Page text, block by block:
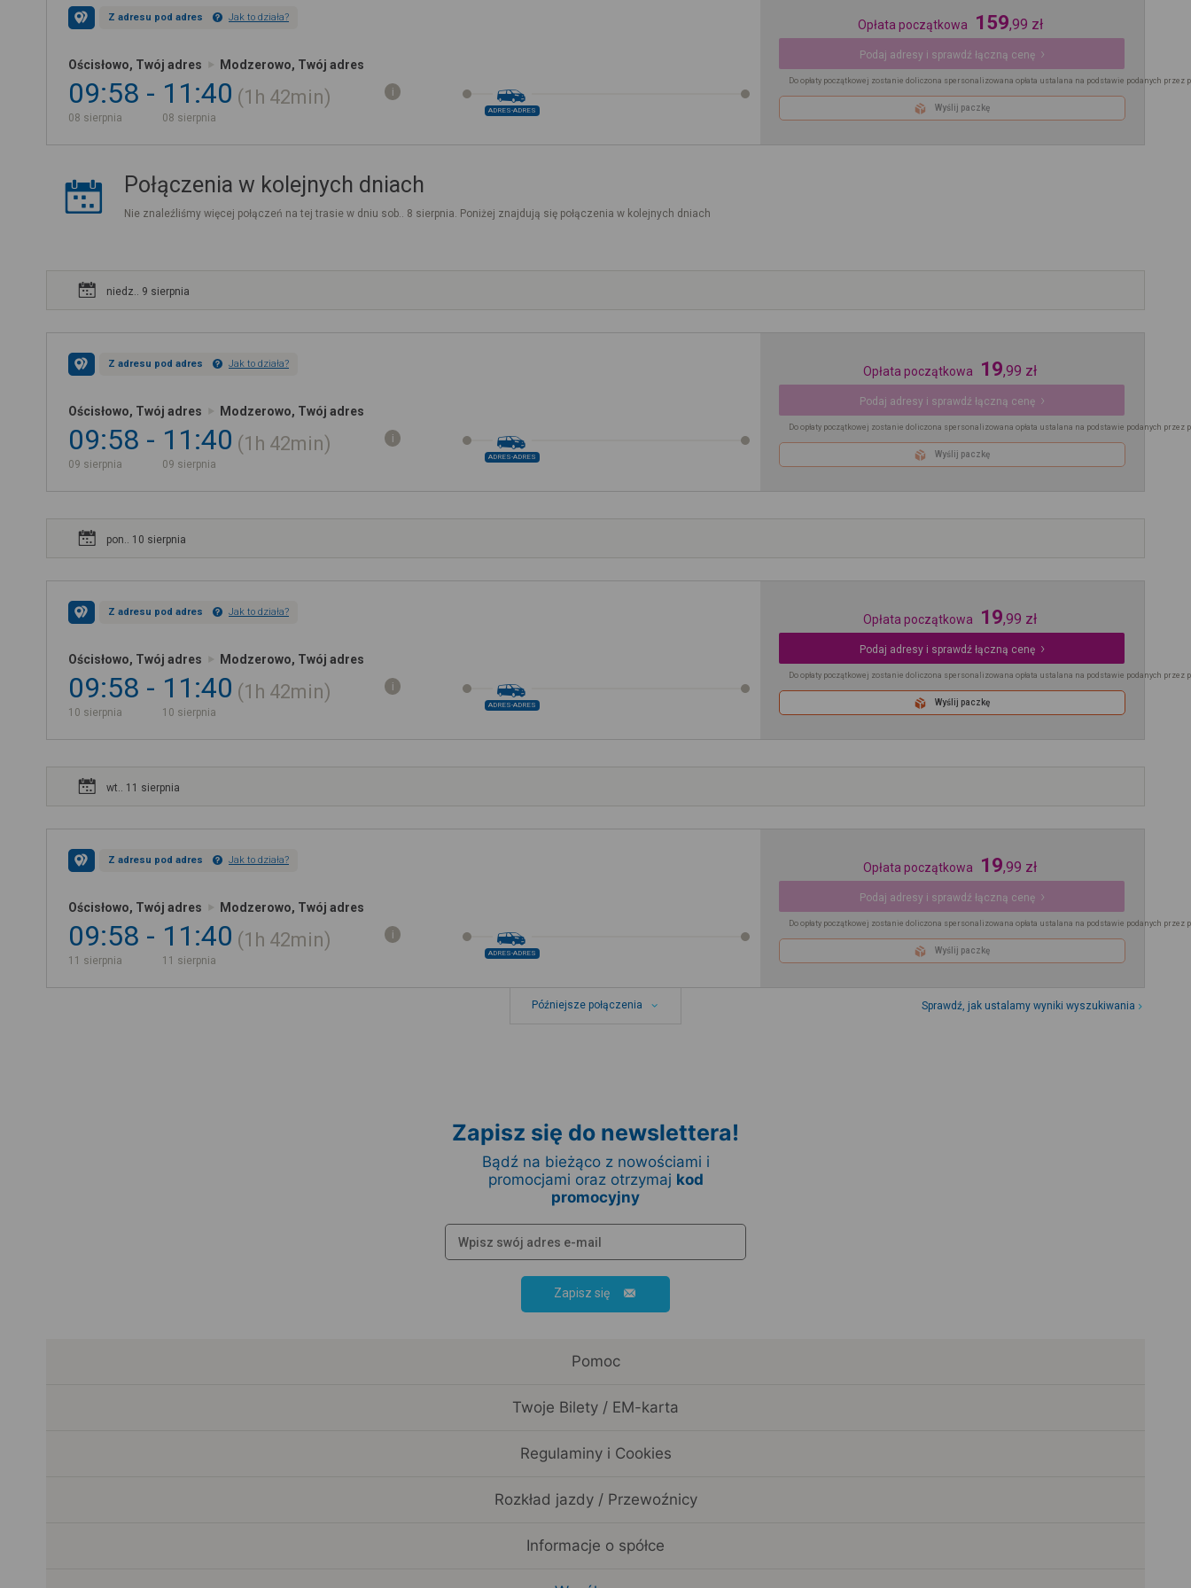
Z adresu pod adres Jak to działa?
Ościsłowo, Twój adres Modzerowo, Twój adres
09:58
08 sierpnia
11:40
08 sierpnia
1h 42min
ADRES-ADRES
Opłata początkowa 159,99 zł
Podaj adresy i sprawdź łączną cenę
Do opłaty początkowej zostanie doliczona spersonalizowana opłata ustalana na podstawie podanych przez
Wyślij paczkę
Połączenia w kolejnych dniach
Nie znaleźliśmy więcej połączeń na tej trasie w dniu sob.. 8 sierpnia. Poniżej znajdują się połączenia w kolejnych dniach
niedz.. 9 sierpnia
Z adresu pod adres Jak to działa?
Ościsłowo, Twój adres Modzerowo, Twój adres
09:58
09 sierpnia
11:40
09 sierpnia
1h 42min
ADRES-ADRES
Opłata początkowa 19,99 zł
Podaj adresy i sprawdź łączną cenę
Do opłaty początkowej zostanie doliczona spersonalizowana opłata ustalana na podstawie podanych przez
Wyślij paczkę
pon.. 10 sierpnia
Z adresu pod adres Jak to działa?
Ościsłowo, Twój adres Modzerowo, Twój adres
09:58
10 sierpnia
11:40
10 sierpnia
1h 42min
ADRES-ADRES
Opłata początkowa 19,99 zł
Podaj adresy i sprawdź łączną cenę
Do opłaty początkowej zostanie doliczona spersonalizowana opłata ustalana na podstawie podanych przez
Wyślij paczkę
wt.. 11 sierpnia
Z adresu pod adres Jak to działa?
Ościsłowo, Twój adres Modzerowo, Twój adres
09:58
11 sierpnia
11:40
11 sierpnia
1h 42min
ADRES-ADRES
Opłata początkowa 19,99 zł
Podaj adresy i sprawdź łączną cenę
Do opłaty początkowej zostanie doliczona spersonalizowana opłata ustalana na podstawie podanych przez
Wyślij paczkę
Późniejsze połączenia Sprawdź, jak ustalamy wyniki wyszukiwania
Zapisz się do newslettera!
Bądź na bieżąco z nowościami i
promocjami oraz otrzymaj kod
promocyjny
Zapisz się
Pomoc
Twoje Bilety / EM-karta
Regulaminy i Cookies
Rozkład jazdy / Przewoźnicy
Informacje o spółce